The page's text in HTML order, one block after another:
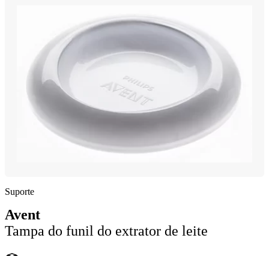
Suporte
Avent
Tampa do funil do extrator de leite